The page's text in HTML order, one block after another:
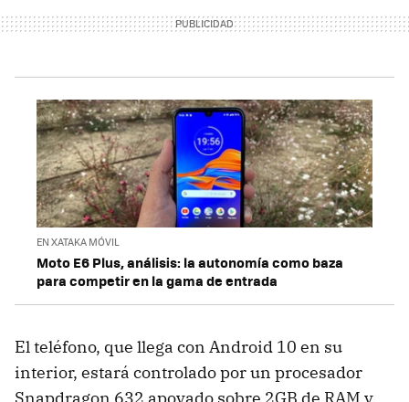
EN XATAKA MÓVIL
Moto E6 Plus, análisis: la autonomía como baza
para competir en la gama de entrada
El teléfono, que llega con Android 10 en su
interior, estará controlado por un procesador